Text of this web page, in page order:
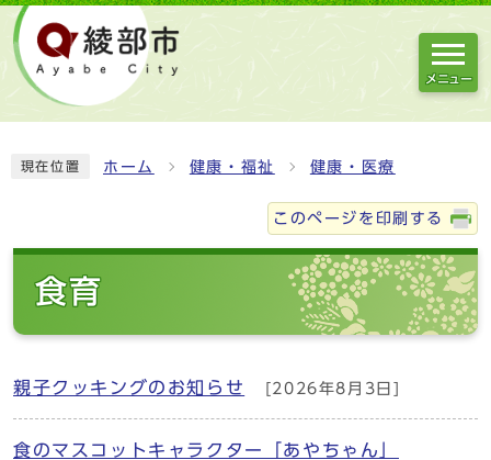
メニュー
現在位置 ホーム 健康・福祉 健康・医療
このページを印刷する
食育
親子クッキングのお知らせ [2026年8月3日]
食のマスコットキャラクター「あやちゃん」